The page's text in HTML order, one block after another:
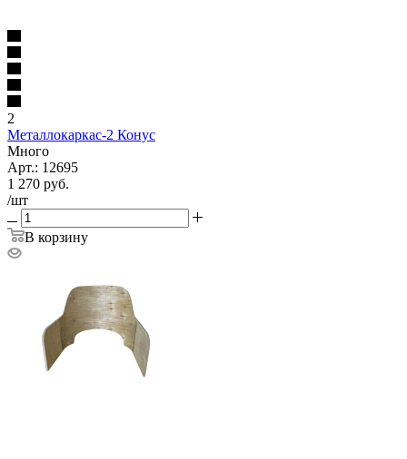
2
Металлокаркас-2 Конус
Много
Арт.: 12695
1 270 руб.
/шт
В корзину